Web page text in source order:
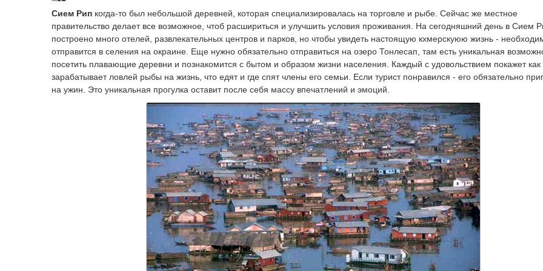
Сием Рип когда-то был небольшой деревней, которая специализировалась на торговле и рыбе. Сейчас же местное
правительство делает все возможное, чтоб расшириться и улучшить условия проживания. На сегодняшний день в Сием
построено много отелей, развлекательных центров и парков, но чтобы увидеть настоящую кхмерскуюю жизнь -
отправится в селения на окраине. Еще нужно обязательно отправиться на озеро Тонлесап, там есть уникальная
посетить плавающие деревни и познакомится с бытом и образом жизни населения. Каждый с удовольствием покажет как
зарабатывает ловлей рыбы на жизнь, что едят и где спят члены его семьи. Если турист понравился - его обязательно
на ужин. Это уникальная прогулка оставит после себя массу впечатлений и эмоций.